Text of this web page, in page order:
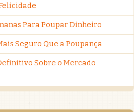
Para Poupar Dinheiro
Seguro Que a Poupança
Sobre o Mercado